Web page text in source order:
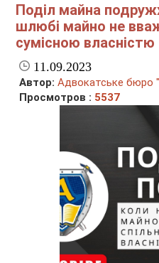
Поділ майна
шлюбі майно не
сумісною власністю
11.09.2023
Автор: Адвокатське бюро
Просмотров : 5537